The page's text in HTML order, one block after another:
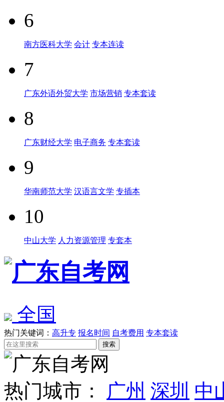
6
南方医科大学 会计 专本连读
7
广东外语外贸大学 市场营销 专本套读
8
广东财经大学 电子商务 专本套读
9
华南师范大学 汉语言文学 专插本
10
中山大学 人力资源管理 专套本
全国
热门关键词： 高升专 报名时间 自考费用 专本套读
热门城市： 广州 深圳 中